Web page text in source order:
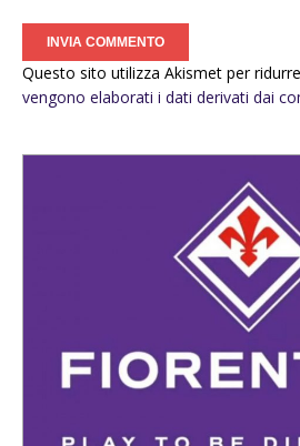
Questo sito utilizza Akismet per
vengono elaborati i dati derivati dai